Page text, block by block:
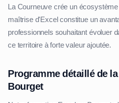
La Courneuve crée un
maîtrise d'Excel constitue un
professionnels souhaitant évoluer
ce territoire à forte valeur ajoutée.
Programme détaillé de
Bourget